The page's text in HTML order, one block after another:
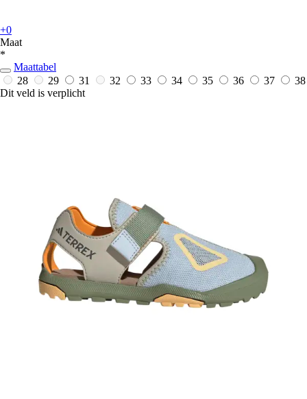
+0
Maat
*
Maattabel
28
29 31 32 33 34 35 36 37
38
Dit veld is verplicht